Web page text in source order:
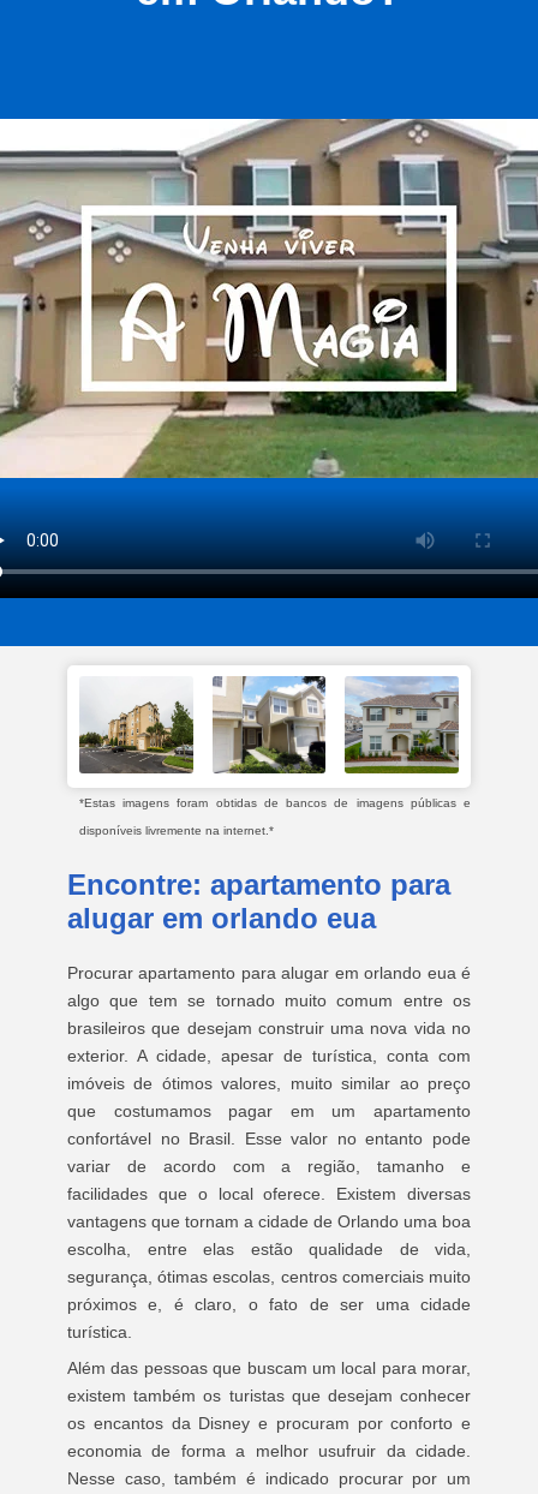
*Estas imagens foram obtidas de bancos de imagens públicas e
disponíveis livremente na internet.*
Encontre: apartamento para
alugar em orlando eua
Procurar apartamento para alugar em orlando eua é
algo que tem se tornado muito comum entre os
brasileiros que desejam construir uma nova vida no
exterior. A cidade, apesar de turística, conta com
imóveis de ótimos valores, muito similar ao preço
que costumamos pagar em um apartamento
confortável no Brasil. Esse valor no entanto pode
variar de acordo com a região, tamanho e
facilidades que o local oferece. Existem diversas
vantagens que tornam a cidade de Orlando uma boa
escolha, entre elas estão qualidade de vida,
segurança, ótimas escolas, centros comerciais muito
próximos e, é claro, o fato de ser uma cidade
turística.
Além das pessoas que buscam um local para morar,
existem também os turistas que desejam conhecer
os encantos da Disney e procuram por conforto e
economia de forma a melhor usufruir da cidade.
Nesse caso, também é indicado procurar por um